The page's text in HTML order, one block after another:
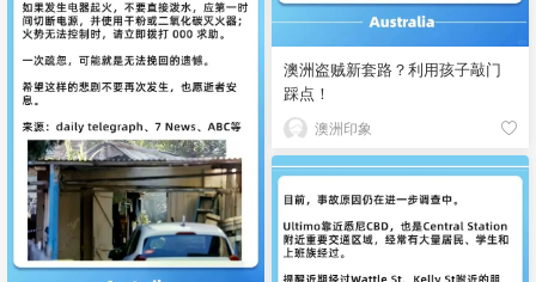
澳洲盗贼新套路？利用孩子敲门
踩点！
澳洲印象